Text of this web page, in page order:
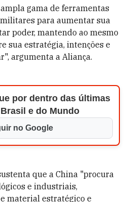
gama de ferramentas
para aumentar sua
poder, mantendo ao mesmo
sua estratégia, intenções e
argumenta a Aliança.
por dentro das últimas
e do Mundo
no Google
que a China "procura
e industriais,
material estratégico e